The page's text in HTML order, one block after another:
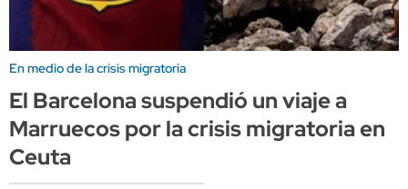
En medio de la crisis migratoria
El Barcelona suspendió un viaje a
Marruecos por la crisis migratoria en
Ceuta